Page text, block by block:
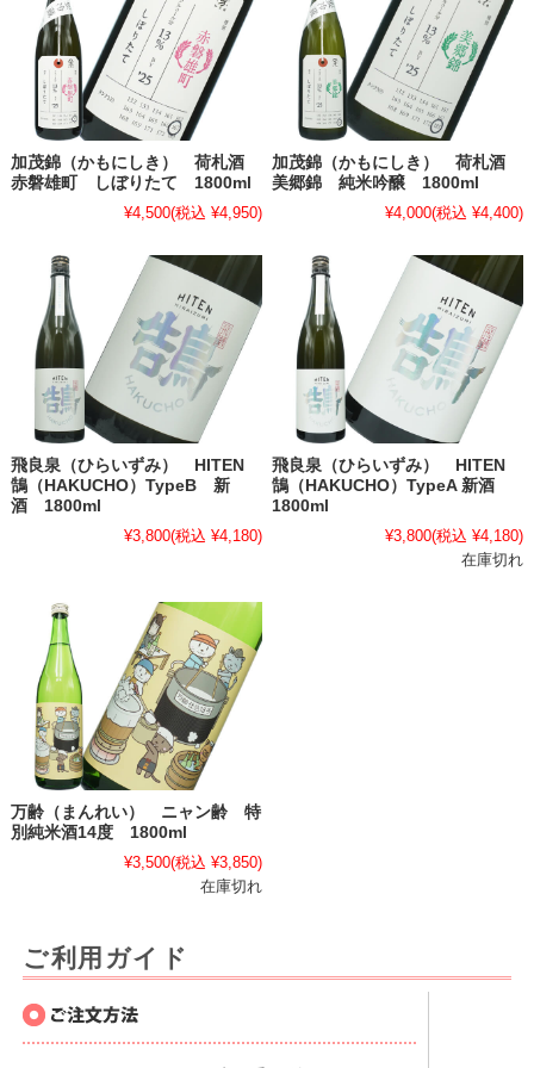
加茂錦（かもにしき） 荷札酒
赤磐雄町 しぼりたて 1800ml
¥4,500(税込 ¥4,950)
加茂錦（かもにしき） 荷札酒
美郷錦 純米吟醸 1800ml
¥4,000(税込 ¥4,400)
飛良泉（ひらいずみ） HITEN
鵠（HAKUCHO）TypeB 新
酒 1800ml
¥3,800(税込 ¥4,180)
飛良泉（ひらいずみ） HITEN
鵠（HAKUCHO）TypeA 新酒
1800ml
¥3,800(税込 ¥4,180)
在庫切れ
万齢（まんれい） ニャン齢 特
別純米酒14度 1800ml
¥3,500(税込 ¥3,850)
在庫切れ
ご利用ガイド